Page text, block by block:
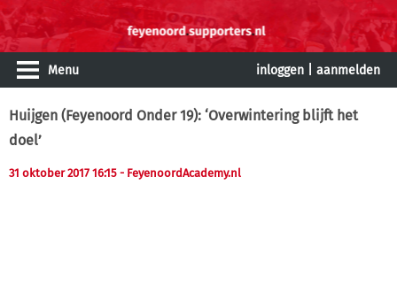
Menu inloggen aanmelden
Huijgen (Feyenoord Onder 19): ‘Overwintering blijft het
doel’
31 oktober 2017 16:15 - FeyenoordAcademy.nl